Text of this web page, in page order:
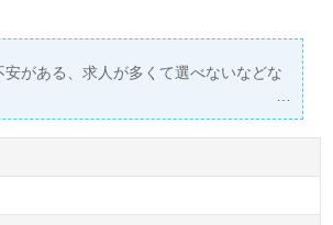
がある、求人が多くて選べないなどな
あなたをサポートします！